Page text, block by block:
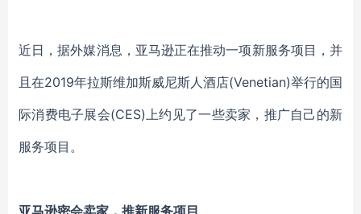
近日，据外媒消息，亚马逊正在推动一项新服务项目，并
且在2019年拉斯维加斯威尼斯人酒店(Venetian)举行的国
际消费电子展会(CES)上约见了一些卖家，推广自己的新
服务项目。
亚马逊密会卖家，推新服务项目